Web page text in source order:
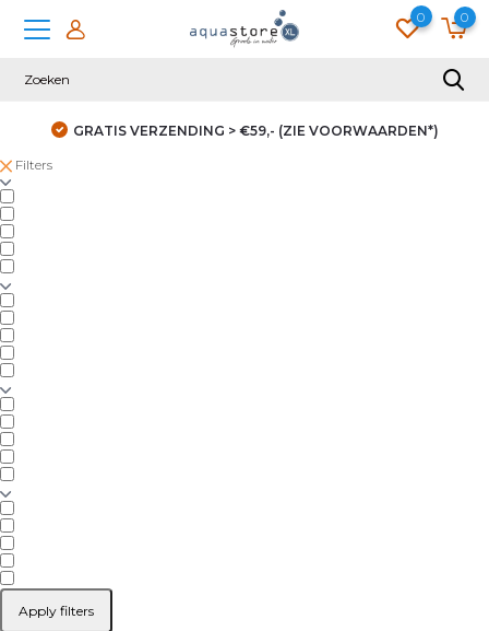
0 0
GRATIS VERZENDING > €59,- (ZIE VOORWAARDEN*)
Filters
Apply filters